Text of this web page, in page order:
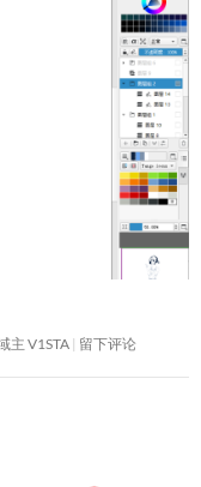
主 V1STA 留下评论